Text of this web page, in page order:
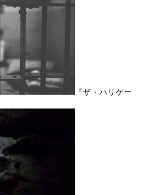
『ザ・ハリケー